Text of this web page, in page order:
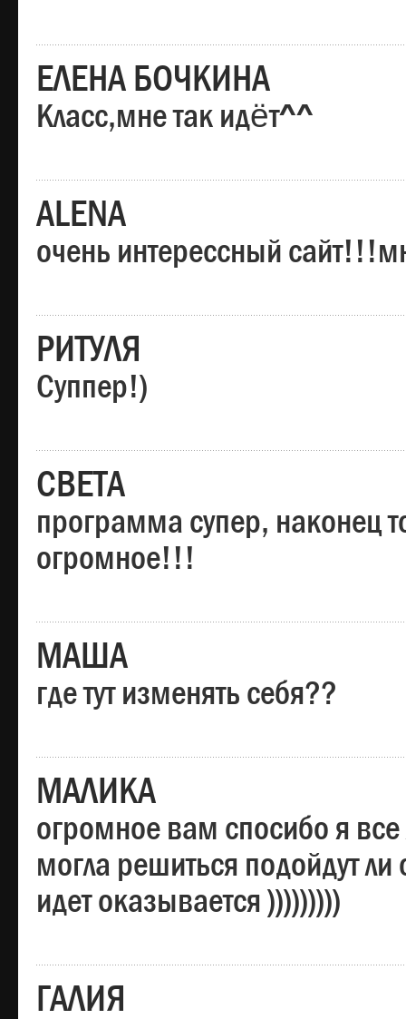
ЕЛЕНА БОЧКИНА
Класс,мне так идёт^^
ALENA
очень интерессный
РИТУЛЯ
Суппер!)
СВЕТА
программа супер, наконец
огромное!!!
МАША
где тут изменять себя??
МАЛИКА
огромное вам спосибо я
могла решиться подойдут ли
идет оказывается )))))))))
ГАЛИЯ